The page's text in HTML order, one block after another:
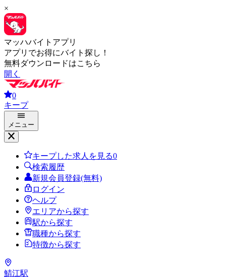
×
マッハバイトアプリ
アプリでお得にバイト探し！
無料ダウンロードはこちら
開く
0
キープ
メニュー
キープした求人を見る0
検索履歴
新規会員登録(無料)
ログイン
ヘルプ
エリアから探す
駅から探す
職種から探す
特徴から探す
鯖江駅